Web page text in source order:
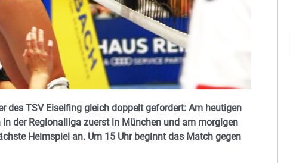
des TSV Eiselfing gleich doppelt gefordert: Am heutigen
der Regionalliga zuerst in München und am morgigen
Heimspiel an. Um 15 Uhr beginnt das Match gegen